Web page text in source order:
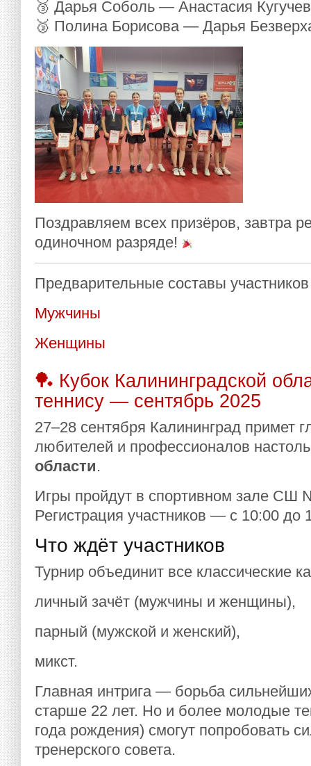
🥉 Дарья Соболь — Анастасия
🥉 Полина Борисова — Дарья
Поздравляем всех призёров, завтра
одиночном разряде!
Предварительные составы участников
Мужчины
Женщины
🏓 Кубок Калининградской
теннису — сентябрь 2025
27–28 сентября Калининград примет
любителей и профессионалов
области.
Игры пройдут в спортивном зале СШ
Регистрация участников — с 10:00 до
Что ждёт участников
Турнир объединит все классические
личный зачёт (мужчины и женщины),
парный (мужской и женский),
микст.
Главная интрига — борьба
старше 22 лет. Но и более молодые
года рождения) смогут попробовать
тренерского совета.